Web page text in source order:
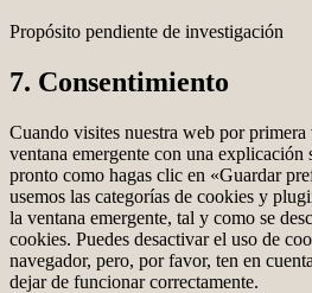
Propósito pendiente de investigación
Consent
to
varios
7. Consentimiento
Cuando visites nuestra web por primera
ventana emergente con una explicación
pronto como hagas clic en «Guardar
usemos las categorías de cookies y
la ventana emergente, tal y como se
cookies. Puedes desactivar el uso de
navegador, pero, por favor, ten en
dejar de funcionar correctamente.